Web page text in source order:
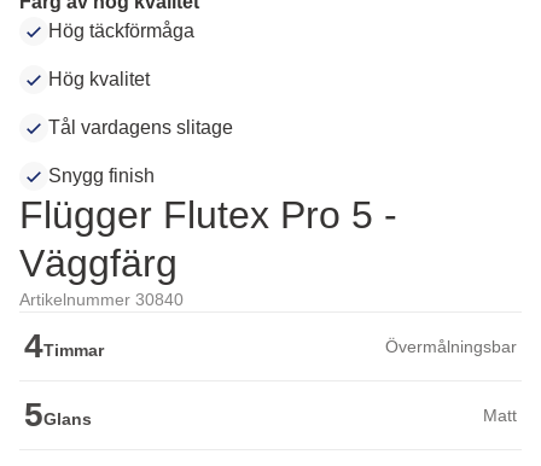
Hög täckförmåga
Hög kvalitet
Tål vardagens slitage
Snygg finish
Flügger Flutex Pro 5 -
Väggfärg
Artikelnummer 30840
4Timmar Övermålningsbar
5Glans Matt